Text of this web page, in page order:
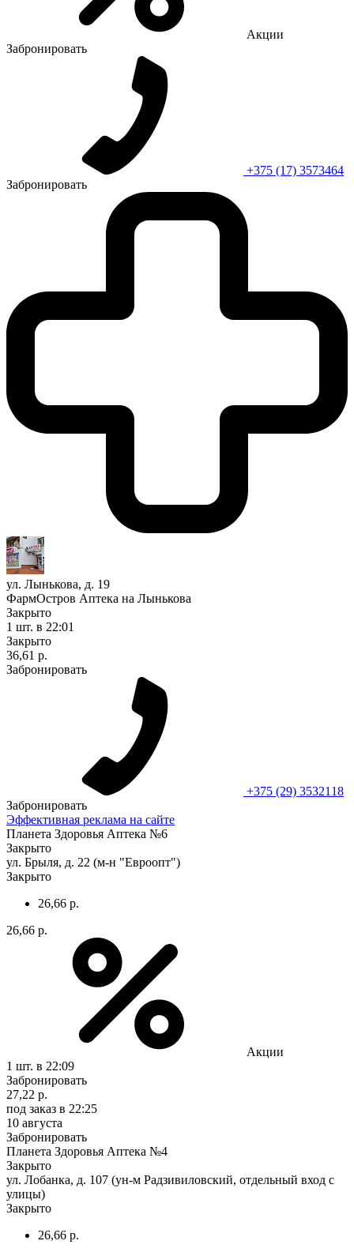
Акции
Забронировать
+375 (17) 3573464
Забронировать
ул. Лынькова, д. 19
ФармОстров Аптека на Лынькова
Закрыто
1 шт. в 22:01
Закрыто
36,61 р.
Забронировать
+375 (29) 3532118
Забронировать
Эффективная реклама на сайте
Планета Здоровья Аптека №6
Закрыто
ул. Брыля, д. 22 (м-н "Евроопт")
Закрыто
26,66 р.
26,66 р.
Акции
1 шт. в 22:09
Забронировать
27,22 р.
под заказ в 22:25
10 августа
Забронировать
Планета Здоровья Аптека №4
Закрыто
ул. Лобанка, д. 107 (ун-м Радзивиловский, отдельный вход с
улицы)
Закрыто
26,66 р.